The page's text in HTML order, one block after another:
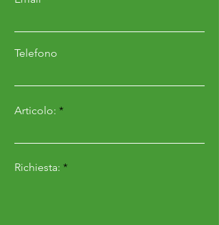
Telefono
Articolo:
Richiesta: